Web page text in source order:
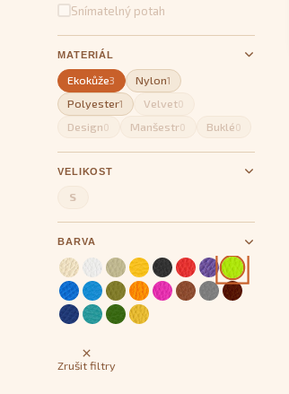
Snímatelný potah
MATERIÁL
Ekokůže3 Nylon1
Polyester1 Velvet0
Design0 Manšestr0 Buklé0
VELIKOST
S
BARVA
Zrušit filtry